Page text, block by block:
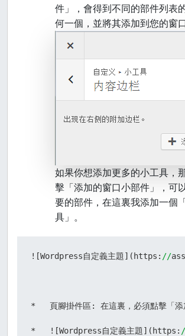
件」，會得到不同的部件列表
何一個，並將其添加到您的窗
如果你想添加更多的小工具，
擊「添加的窗口小部件」，可
要的部件，在這裏我添加一個
具」。
![Wordpress自定義主題](https: //
*   頁腳掛件區: 在這裏，必須點擊「添
*   ![Wordpress自定義主題](https: